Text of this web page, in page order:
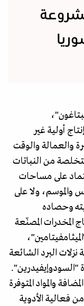
أولية غير
والعمالة والوقت
من النباتات
على مساحات
ولا على
وحصاده
المخدرات المصنّعة
البرد الشائعة
"السودوإيفيدرين".
والمواد المتوفرة
فعالية الأدوية